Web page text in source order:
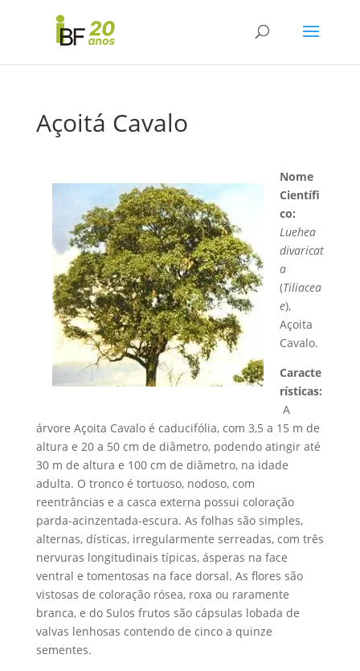
Açoitá Cavalo
Nome
Científi
co:
Luehea
divaricat
a
(Tiliacea
e),
Açoita
Cavalo.
Caracte
rísticas:
A
árvore Açoita Cavalo é caducifólia, com 3,5 a 15 m de
altura e 20 a 50 cm de diâmetro, podendo atingir até
30 m de altura e 100 cm de diâmetro, na idade
adulta. O tronco é tortuoso, nodoso, com
reentrâncias e a casca externa possui coloração
parda-acinzentada-escura. As folhas são simples,
alternas, dísticas, irregularmente serreadas, com três
nervuras longitudinais típicas, ásperas na face
ventral e tomentosas na face dorsal. As flores são
vistosas de coloração rósea, roxa ou raramente
branca, e do Sulos frutos são cápsulas lobada de
valvas lenhosas contendo de cinco a quinze
sementes.